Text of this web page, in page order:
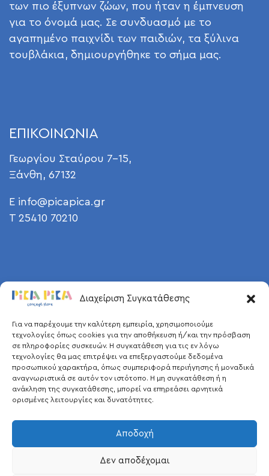
Διαχείριση Συγκατάθεσης
Για να παρέχουμε την καλύτερη εμπειρία, χρησιμοποιούμε
τεχνολογίες όπως cookies για την αποθήκευση ή/και την πρόσβαση
σε πληροφορίες συσκευών. Η συγκατάθεση για τις εν λόγω
τεχνολογίες θα μας επιτρέψει να επεξεργαστούμε δεδομένα
προσωπικού χαρακτήρα, όπως συμπεριφορά περιήγησης ή μοναδικά
αναγνωριστικά σε αυτόν τον ιστότοπο. Η μη συγκατάθεση ή η
ανάκληση της συγκατάθεσης, μπορεί να επηρεάσει αρνητικά
ορισμένες λειτουργίες και δυνατότητες.
Αποδοχή
Δεν αποδέχομαι
των πιο έξυπνων ζώων, που ήταν η έμπνευση
για το όνομά μας. Σε συνδυασμό με το
αγαπημένο παιχνίδι των παιδιών, τα ξύλινα
τουβλάκια, δημιουργήθηκε το σήμα μας.
ΕΠΙΚΟΙΝΩΝΙΑ
Γεωργίου Σταύρου 7-15,
Ξάνθη, 67132
E info@picapica.gr
T 25410 70210